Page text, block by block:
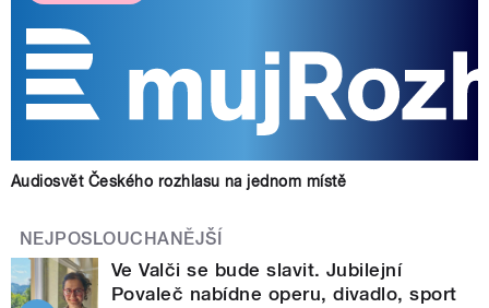
Audiosvět Českého rozhlasu na jednom místě
NEJPOSLOUCHANĚJŠÍ
Ve Valči se bude slavit. Jubilejní
Povaleč nabídne operu, divadlo, sport